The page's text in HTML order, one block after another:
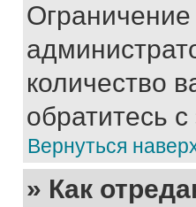
Ограничение
количество
обратитесь
Вернуться
» Как